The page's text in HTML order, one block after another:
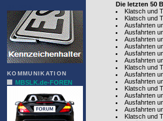
KOMMUNIKATION
MBSLK.de-FOREN
Die letzten 50
Klatsch und
Klatsch und
Ausfahrten
Ausfahrten
Ausfahrten
Ausfahrten
Ausfahrten
Ausfahrten
Klatsch und
Ausfahrten
Ausfahrten
Klatsch und
Ausfahrten
Ausfahrten
Ausfahrten
Klatsch und